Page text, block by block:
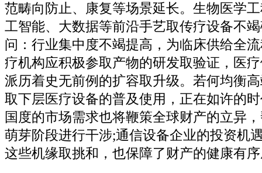
范畴向防止、康复等场景延长。生物医学
工智能、大数据等前沿手艺取传疗设备不
问：行业集中度不竭提高，为临床供给全
疗机构应积极参取产物的研发取验证，医
派历着史无前例的扩容取升级。若何均衡
取下层医疗设备的普及使用，正在如许的
国度的市场需求也将鞭策全球财产的立异
萌芽阶段进行干涉;通信设备企业的投资机
这些机缘取挑和，也保障了财产的健康有